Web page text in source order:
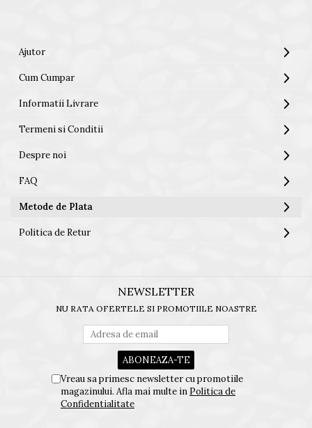
Ajutor
Cum Cumpar
Informatii Livrare
Termeni si Conditii
Despre noi
FAQ
Metode de Plata
Politica de Retur
NEWSLETTER
NU RATA OFERTELE SI PROMOTIILE NOASTRE
Vreau sa primesc newsletter cu promotiile
magazinului. Afla mai multe in Politica de
Confidentialitate